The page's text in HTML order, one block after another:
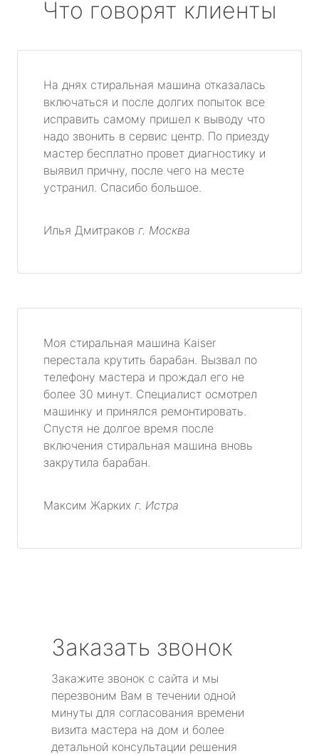
Что говорят клиенты
На днях стиральная машина отказалась
включаться и после долгих попыток все
исправить самому пришел к выводу что
надо звонить в сервис центр. По приезду
мастер бесплатно провет диагностику и
выявил причну, после чего на месте
устранил. Спасибо большое.
Илья Дмитраков г. Москва
Моя стиральная машина Kaiser
перестала крутить барабан. Вызвал по
телефону мастера и прождал его не
более 30 минут. Специалист осмотрел
машинку и принялся ремонтировать.
Спустя не долгое время после
включения стиральная машина вновь
закрутила барабан.
Максим Жарких г. Истра
Заказать звонок
Закажите звонок с сайта и мы
перезвоним Вам в течении одной
минуты для согласования времени
визита мастера на дом и более
детальной консультации решения